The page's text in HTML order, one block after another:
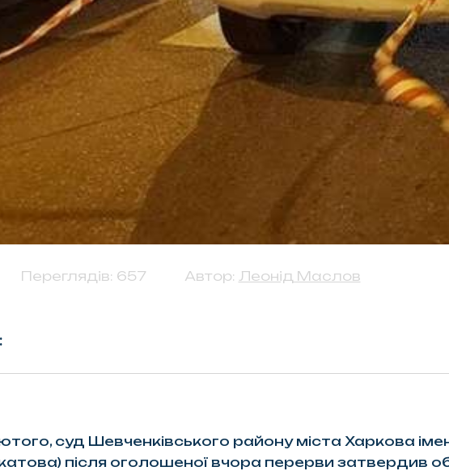
Переглядів: 657 Автор: Леонід Маслов
суд Шевченківського району міста Харкова
після оголошеної вчора перерви затвердив